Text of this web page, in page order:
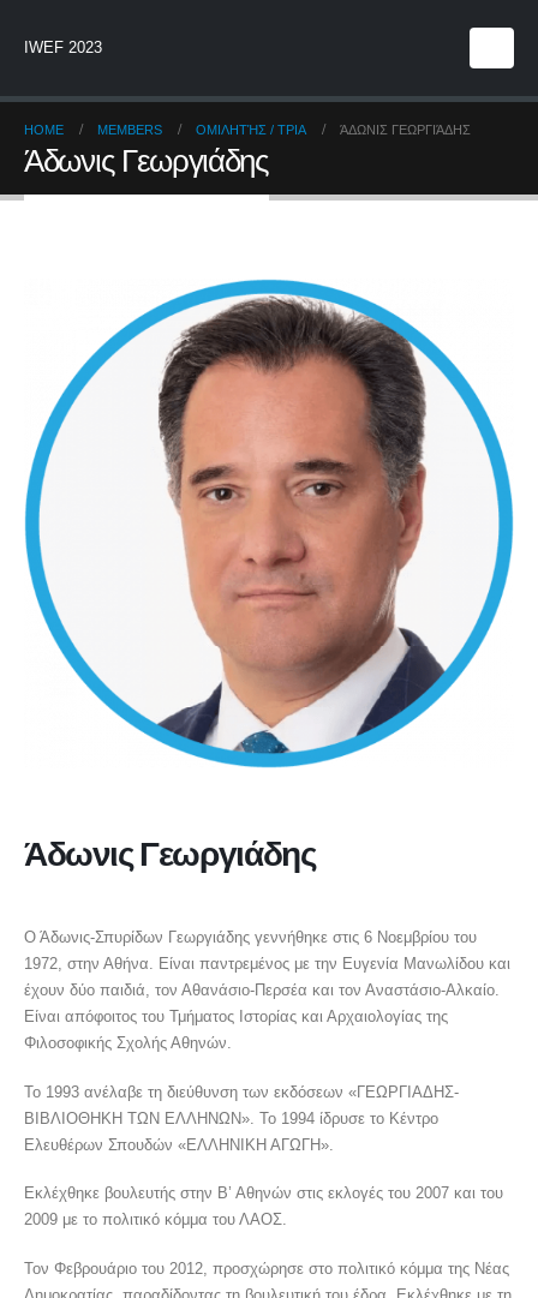
IWEF 2023
HOME MEMBERS ΟΜΙΛΗΤΉΣ / ΤΡΙΑ ΆΔΩΝΙΣ ΓΕΩΡΓΙΆΔΗΣ
Άδωνις Γεωργιάδης
Άδωνις Γεωργιάδης
Ο Άδωνις-Σπυρίδων Γεωργιάδης γεννήθηκε στις 6 Νοεμβρίου του
1972, στην Αθήνα. Είναι παντρεμένος με την Ευγενία Μανωλίδου και
έχουν δύο παιδιά, τον Αθανάσιο-Περσέα και τον Αναστάσιο-Αλκαίο.
Είναι απόφοιτος του Τμήματος Ιστορίας και Αρχαιολογίας της
Φιλοσοφικής Σχολής Αθηνών.
Το 1993 ανέλαβε τη διεύθυνση των εκδόσεων «ΓΕΩΡΓΙΑΔΗΣ-
ΒΙΒΛΙΟΘΗΚΗ ΤΩΝ ΕΛΛΗΝΩΝ». Το 1994 ίδρυσε το Κέντρο
Ελευθέρων Σπουδών «ΕΛΛΗΝΙΚΗ ΑΓΩΓΗ».
Εκλέχθηκε βουλευτής στην Β’ Αθηνών στις εκλογές του 2007 και του
2009 με το πολιτικό κόμμα του ΛΑΟΣ.
Τον Φεβρουάριο του 2012, προσχώρησε στο πολιτικό κόμμα της Νέας